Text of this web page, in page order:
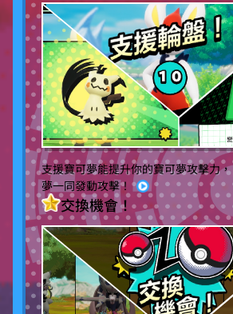
支援寶可夢能提升你的寶可夢攻擊力
夢一同發動攻擊！
交換機會！